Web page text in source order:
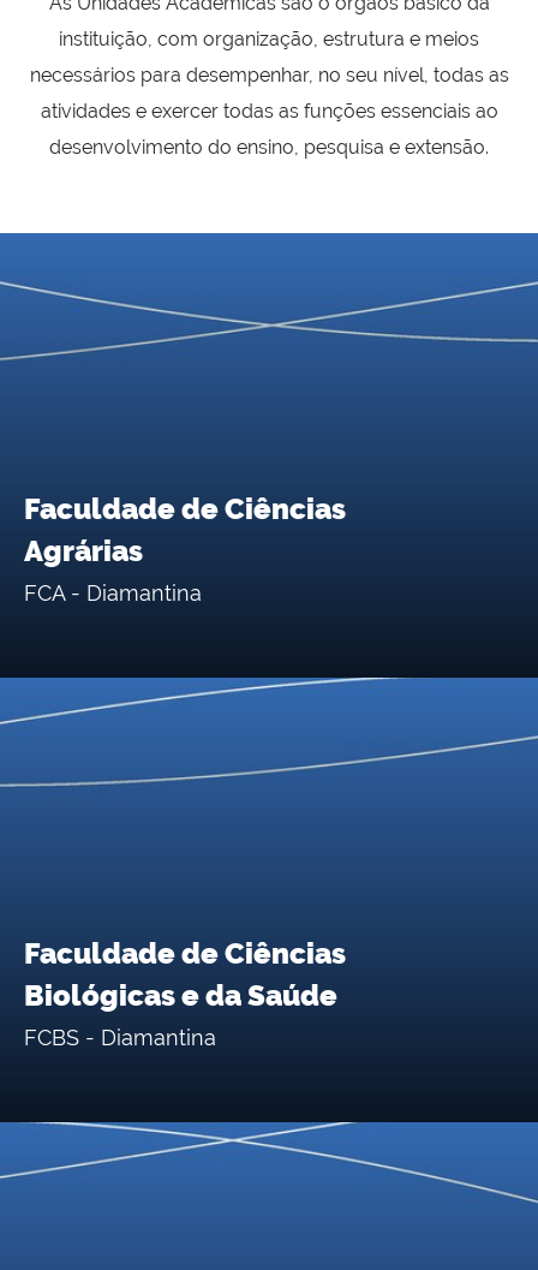
instituição, com organização, estrutura e meios
necessários para desempenhar, no seu nível, todas as
atividades e exercer todas as funções essenciais ao
desenvolvimento do ensino, pesquisa e extensão.
Faculdade de Ciências
Agrárias
FCA - Diamantina
Faculdade de Ciências
Biológicas e da Saúde
FCBS - Diamantina